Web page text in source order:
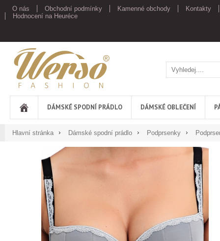
O nás Obchodní podmínky Kamenné obchody
Kontakty
Hodnocení na Heuréce
Werso
DÁMSKÉ SPODNÍ PRÁDLO DÁMSKÉ OBLEČENÍ
Hlavní stránka Dámské spodní prádlo Podprsenky